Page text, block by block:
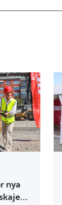
nya
i